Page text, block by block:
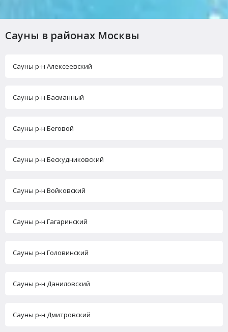
Сауны в районах Москвы
Сауны р-н Алексеевский
Сауны р-н Басманный
Сауны р-н Беговой
Сауны р-н Бескудниковский
Сауны р-н Войковский
Сауны р-н Гагаринский
Сауны р-н Головинский
Сауны р-н Даниловский
Сауны р-н Дмитровский